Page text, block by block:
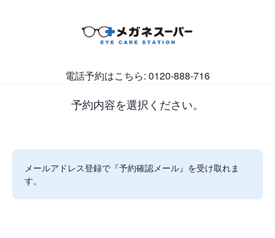
電話予約はこちら: 0120-888-716
予約内容を選択ください。
メールアドレス登録で『予約確認メール』を受け取れま
す。